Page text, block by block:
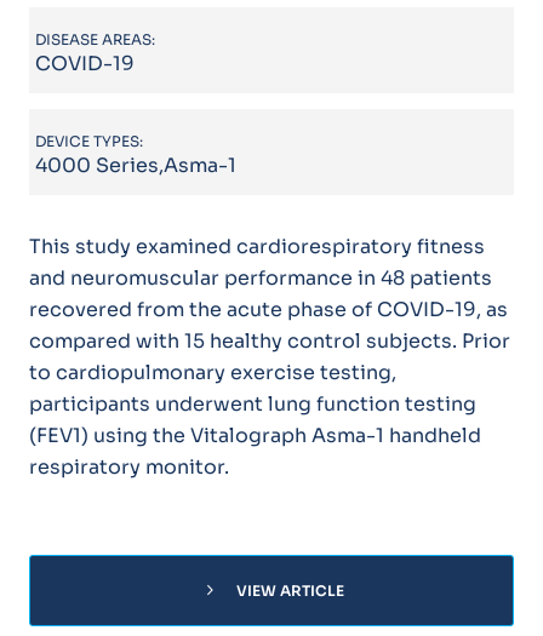
DISEASE AREAS:
COVID-19
DEVICE TYPES:
4000 Series,Asma-1
This study examined cardiorespiratory fitness
and neuromuscular performance in 48 patients
recovered from the acute phase of COVID-19, as
compared with 15 healthy control subjects. Prior
to cardiopulmonary exercise testing,
participants underwent lung function testing
(FEV1) using the Vitalograph Asma-1 handheld
respiratory monitor.
chevron_right VIEW ARTICLE